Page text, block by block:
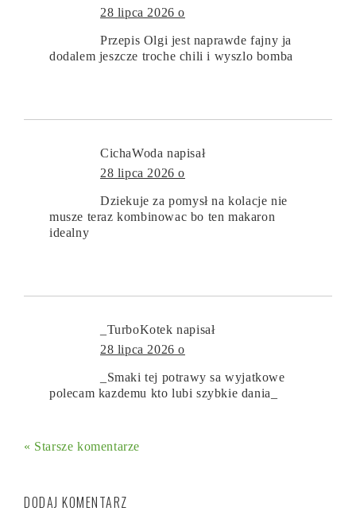
28 lipca 2026 o
Przepis Olgi jest naprawde fajny ja
dodalem jeszcze troche chili i wyszlo bomba
CichaWoda napisał
28 lipca 2026 o
Dziekuje za pomysł na kolacje nie
musze teraz kombinowac bo ten makaron
idealny
_TurboKotek napisał
28 lipca 2026 o
_Smaki tej potrawy sa wyjatkowe
polecam kazdemu kto lubi szybkie dania_
« Starsze komentarze
DODAJ KOMENTARZ